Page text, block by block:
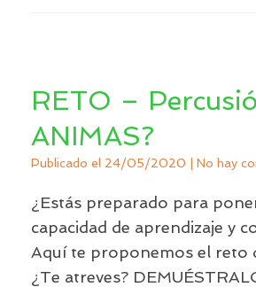
RETO –
ANIMAS?
Publicado el 24/05/2020 | No hay
¿Estás preparado para
capacidad de aprendizaje y
Aquí te proponemos el reto
¿Te atreves?